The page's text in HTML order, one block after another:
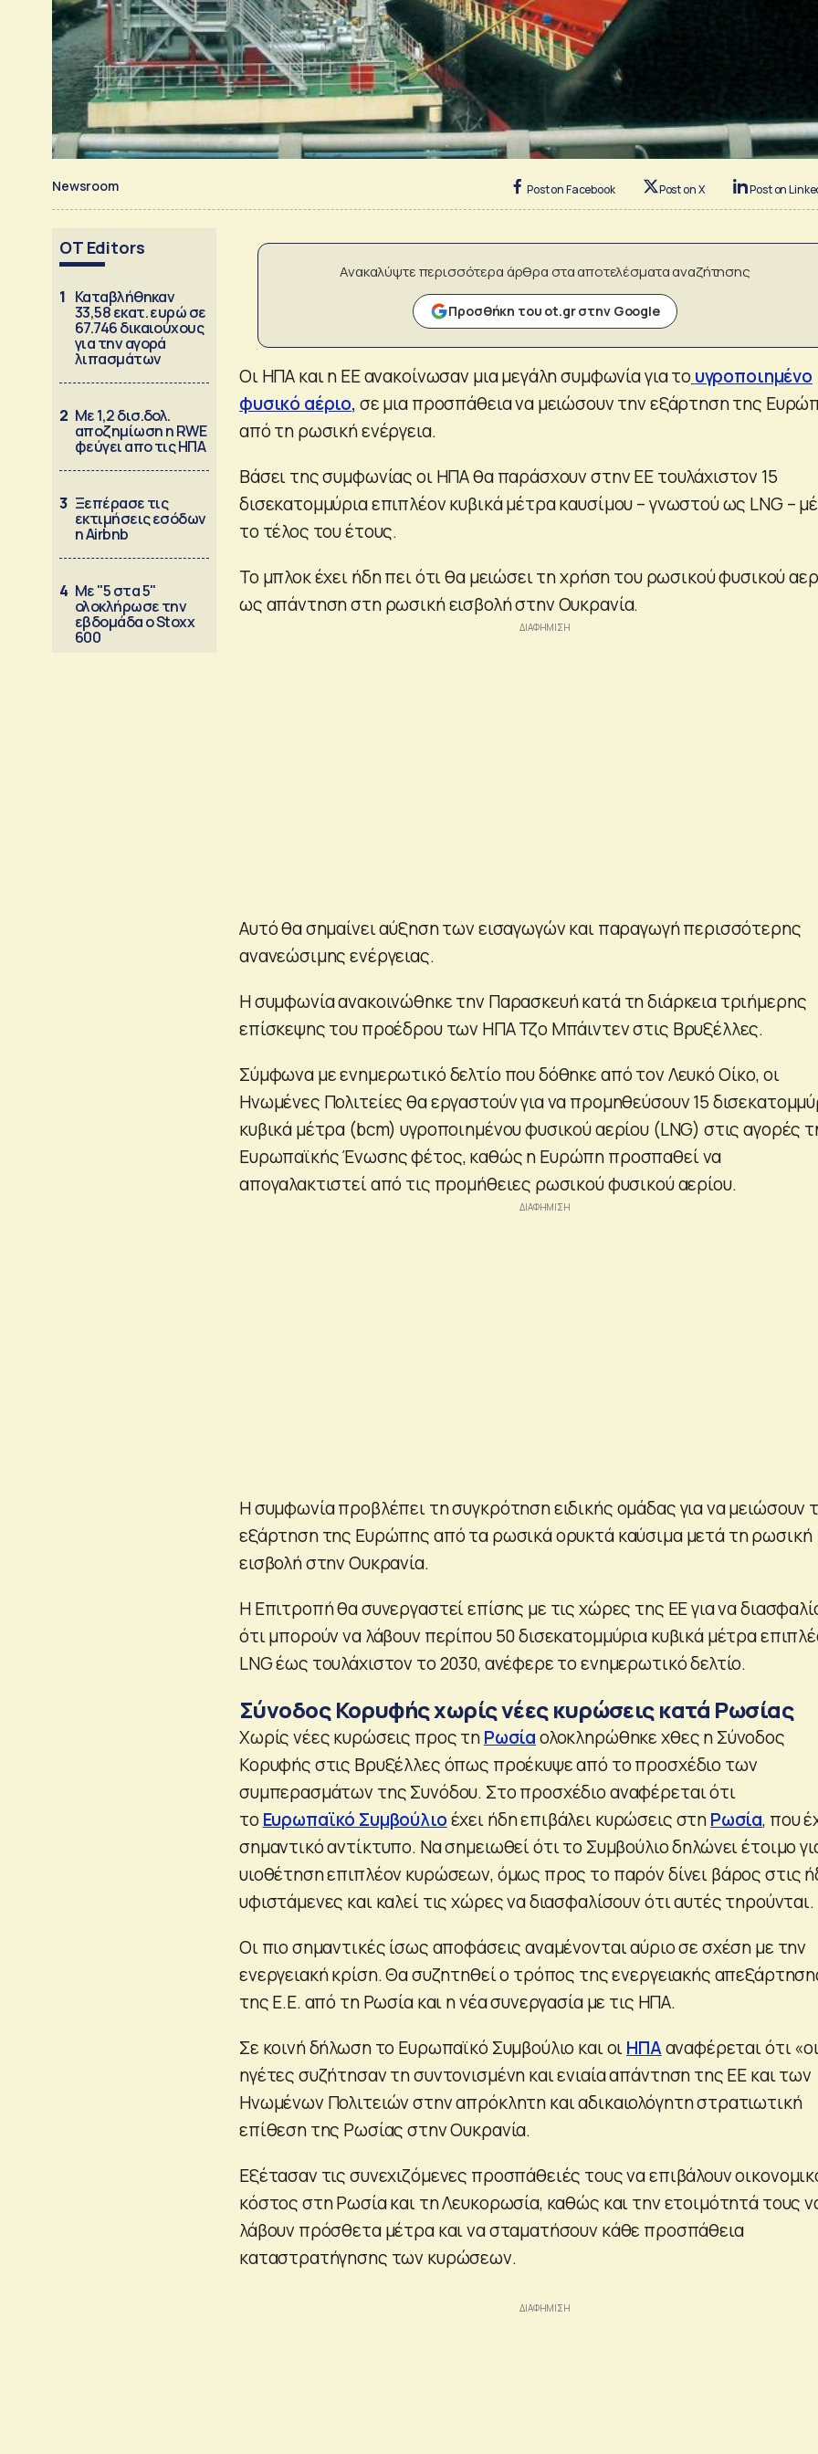
Newsroom Post on Facebook Post on X Post on
OT Editors
1 Καταβλήθηκαν
33,58 εκατ. ευρώ σε
67.746 δικαιούχους
για την αγορά
λιπασμάτων
2 Με 1,2 δισ.δολ.
αποζημίωση η RWE
φεύγει απο τις ΗΠΑ
3 Ξεπέρασε τις
εκτιμήσεις εσόδων
η Airbnb
4 Με "5 στα 5"
ολοκλήρωσε την
εβδομάδα ο Stoxx
600
Ανακαλύψτε περισσότερα άρθρα στα αποτελέσματα αναζήτησης
Προσθήκη του ot.gr στην Google
Οι ΗΠΑ και η ΕΕ ανακοίνωσαν μια μεγάλη συμφωνία για τουγροποιημένο
φυσικό αέριο,σε μια προσπάθεια να μειώσουν την εξάρτηση της
από τη ρωσική ενέργεια.
Βάσει της συμφωνίας οι ΗΠΑ θα παράσχουν στην ΕΕ τουλάχιστον 15
δισεκατομμύρια επιπλέον κυβικά μέτρα καυσίμου – γνωστού ως LNG –
το τέλος του έτους.
Το μπλοκ έχει ήδη πει ότι θα μειώσει τη χρήση του ρωσικού φυσικού
ως απάντηση στη ρωσική εισβολή στην Ουκρανία.
Αυτό θα σημαίνει αύξηση των εισαγωγών και παραγωγή περισσότερης
ανανεώσιμης ενέργειας.
Η συμφωνία ανακοινώθηκε την Παρασκευή κατά τη διάρκεια τριήμερης
επίσκεψης του προέδρου των ΗΠΑ Τζο Μπάιντεν στις Βρυξέλλες.
Σύμφωνα με ενημερωτικό δελτίο που δόθηκε από τον Λευκό Οίκο, οι
Ηνωμένες Πολιτείες θα εργαστούν για να προμηθεύσουν 15
κυβικά μέτρα (bcm) υγροποιημένου φυσικού αερίου (LNG) στις αγορές
Ευρωπαϊκής Ένωσης φέτος, καθώς η Ευρώπη προσπαθεί να
απογαλακτιστεί από τις προμήθειες ρωσικού φυσικού αερίου.
Η συμφωνία προβλέπει τη συγκρότηση ειδικής ομάδας για να μειώσουν
εξάρτηση της Ευρώπης από τα ρωσικά ορυκτά καύσιμα μετά τη ρωσική
εισβολή στην Ουκρανία.
Η Επιτροπή θα συνεργαστεί επίσης με τις χώρες της ΕΕ για να
ότι μπορούν να λάβουν περίπου 50 δισεκατομμύρια κυβικά μέτρα
LNG έως τουλάχιστον το 2030, ανέφερε το ενημερωτικό δελτίο.
Σύνοδος Κορυφής χωρίς νέες κυρώσεις κατά Ρωσίας
Χωρίς νέες κυρώσεις προς τηΡωσίαολοκληρώθηκε χθες η Σύνοδος
Κορυφής στις Βρυξέλλες όπως προέκυψε από το προσχέδιο των
συμπερασμάτων της Συνόδου. Στο προσχέδιο αναφέρεται ότι
τοΕυρωπαϊκό Συμβούλιοέχει ήδη επιβάλει κυρώσεις στηΡωσία, που
σημαντικό αντίκτυπο. Να σημειωθεί ότι το Συμβούλιο δηλώνει έτοιμο
υιοθέτηση επιπλέον κυρώσεων, όμως προς το παρόν δίνει βάρος στις
υφιστάμενες και καλεί τις χώρες να διασφαλίσουν ότι αυτές τηρούνται.
Οι πιο σημαντικές ίσως αποφάσεις αναμένονται αύριο σε σχέση με την
ενεργειακή κρίση. Θα συζητηθεί ο τρόπος της ενεργειακής
της Ε.Ε. από τη Ρωσία και η νέα συνεργασία με τις ΗΠΑ.
Σε κοινή δήλωση το Ευρωπαϊκό Συμβούλιο και οιΗΠΑαναφέρεται ότι
ηγέτες συζήτησαν τη συντονισμένη και ενιαία απάντηση της ΕΕ και των
Ηνωμένων Πολιτειών στην απρόκλητη και αδικαιολόγητη στρατιωτική
επίθεση της Ρωσίας στην Ουκρανία.
Εξέτασαν τις συνεχιζόμενες προσπάθειές τους να επιβάλουν
κόστος στη Ρωσία και τη Λευκορωσία, καθώς και την ετοιμότητά τους
λάβουν πρόσθετα μέτρα και να σταματήσουν κάθε προσπάθεια
καταστρατήγησης των κυρώσεων.